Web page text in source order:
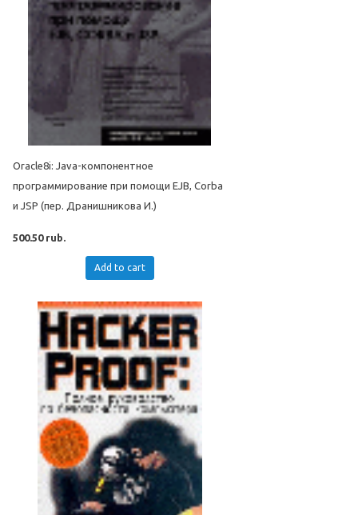
Oracle8i: Java-компонентное
программирование при помощи EJB, Corba
и JSP (пер. Дранишникова И.)
500.50 rub.
Add to cart